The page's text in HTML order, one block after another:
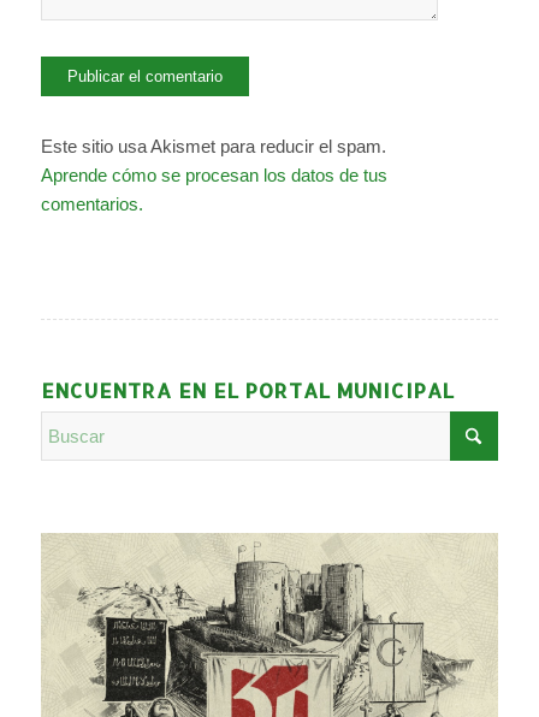
Este sitio usa Akismet para reducir el spam.
Aprende cómo se procesan los datos de tus
comentarios.
ENCUENTRA EN EL PORTAL MUNICIPAL